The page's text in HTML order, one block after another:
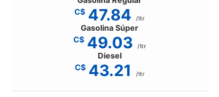
C$ 47.84 /ltr
Gasolina Súper
C$ 49.03 /ltr
Diesel
C$ 43.21 /ltr